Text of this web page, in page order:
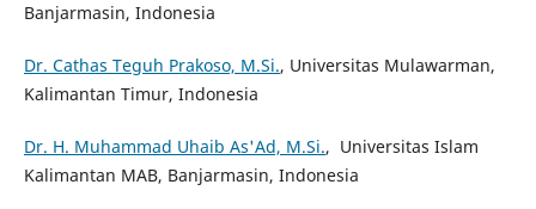
Banjarmasin, Indonesia
Dr. Cathas Teguh Prakoso, M.Si., Universitas Mulawarman,
Kalimantan Timur, Indonesia
Dr. H. Muhammad Uhaib As'Ad, M.Si., Universitas Islam
Kalimantan MAB, Banjarmasin, Indonesia